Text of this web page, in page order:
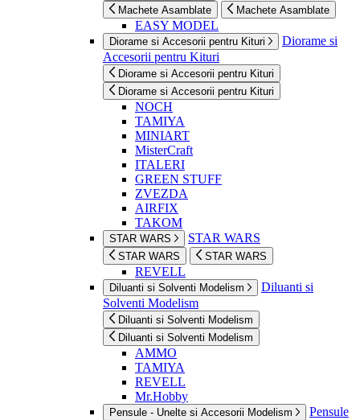
Machete Asamblate Machete Asamblate
EASY MODEL
Diorame si Accesorii pentru Kituri
Diorame si
Accesorii pentru Kituri
Diorame si Accesorii pentru Kituri
Diorame si Accesorii pentru Kituri
NOCH
TAMIYA
MINIART
MisterCraft
ITALERI
GREEN STUFF
ZVEZDA
AIRFIX
TAKOM
STAR WARS STAR WARS
STAR WARS STAR WARS
REVELL
Diluanti si Solventi Modelism
Diluanti si
Solventi Modelism
Diluanti si Solventi Modelism
Diluanti si Solventi Modelism
AMMO
TAMIYA
REVELL
Mr.Hobby
Pensule - Unelte si Accesorii Modelism
Pensule